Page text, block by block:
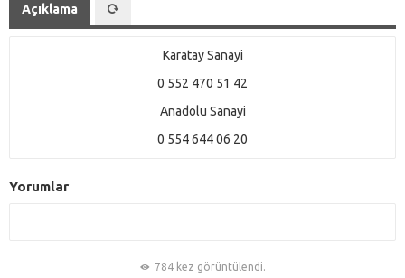
Açıklama
Karatay Sanayi
0 552 470 51 42
Anadolu Sanayi
0 554 644 06 20
Yorumlar
784 kez görüntülendi.